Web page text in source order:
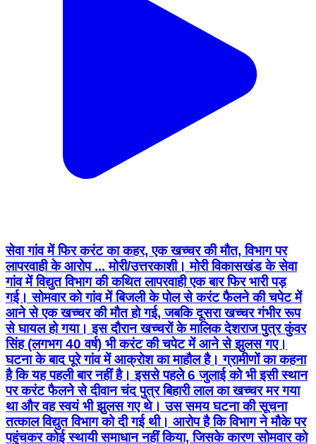
सेवा गांव में फिर करंट का कहर, एक खच्चर की मौत, विभाग पर
से घायल हो गया। इस दौरान खच्चरों के मालिक देशराज पुत्र कुंवर
सिंह (लगभग 40 वर्ष) भी करंट की चपेट में आने से झुलस गए।
घटना के बाद पूरे गांव में आक्रोश का माहौल है। ग्रामीणों का कहना
है कि यह पहली बार नहीं है। इससे पहले 6 जुलाई को भी इसी स्थान
पर करंट फैलने से दीवान चंद पुत्र बिहारी लाल का खच्चर मर गया
था और वह स्वयं भी झुलस गए थे। उस समय घटना की सूचना
तत्काल विद्युत विभाग को दी गई थी। आरोप है कि विभाग ने मौके पर
पहुंचकर कोई स्थायी समाधान नहीं किया, जिसके कारण सोमवार को
फिर उसी स्थान पर हादसा हो गया। ग्रामीणों ने विद्युत विभाग पर
गंभीर आरोप लगाते हुए कहा कि संबंधित अधिकारी और कर्मचारी न
तो फोन उठाते हैं और न ही समय पर मौके पर पहुंचकर खराबी दूर
करते हैं। उनका कहना है कि विभाग की लापरवाही का खामियाजा
गरीब और मेहनतकश परिवारों को बार-बार जान-माल के नुकसान के